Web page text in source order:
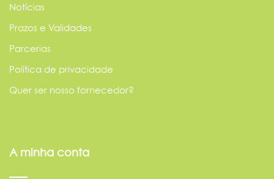
Notícias
Prazos e Validades
Parcerias
Política de privacidade
Quer ser nosso fornecedor?
A minha conta